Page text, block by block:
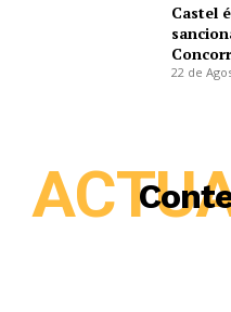
Castel
22 de